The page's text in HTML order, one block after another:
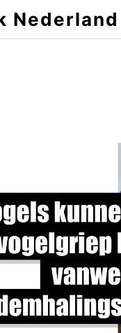
Nederland